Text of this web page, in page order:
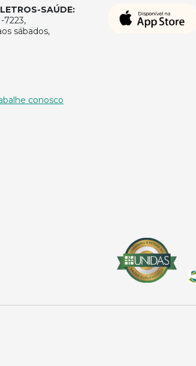
SAÚDE:
7223,
sábados,
conosco